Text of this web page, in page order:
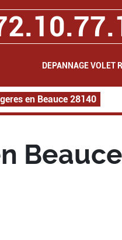
DEPANNAGE VOLET
en Beauce 28140
Beauce